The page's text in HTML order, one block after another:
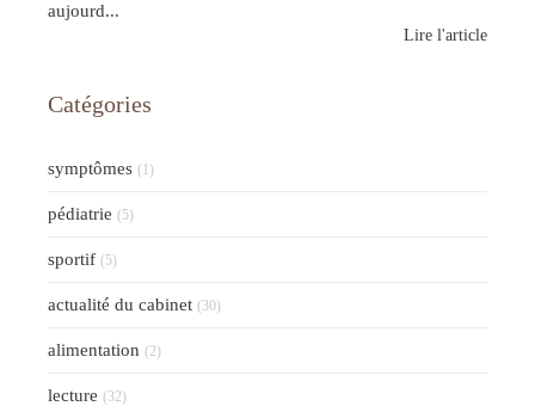
aujourd...
Lire l'article
Catégories
symptômes (1)
pédiatrie (5)
sportif (5)
actualité du cabinet (30)
alimentation (2)
lecture (32)